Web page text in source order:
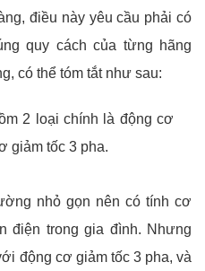
điều này yêu cầu phải có
quy cách của từng hãng
có thể tóm tắt như sau:
2 loại chính là động cơ
giảm tốc 3 pha.
nhỏ gọn nên có tính cơ
điện trong gia đình. Nhưng
động cơ giảm tốc 3 pha, và